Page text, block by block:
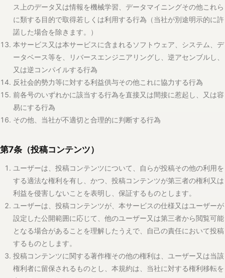
第7条（投稿コンテンツ）
する適法な権利を有し、かつ、投稿コンテンツが第三者の権利又は
利益を侵害しないことを表明し、保証するものとします。
ユーザーは、投稿コンテンツが、本サービスの仕様又はユーザーが
設定した公開範囲に応じて、他のユーザー又は第三者から閲覧可能
となる場合があることを理解したうえで、自己の責任において投稿
するものとします。
投稿コンテンツに関する著作権その他の権利は、ユーザー又は当該
定めるものではありません。
ユーザーは、当社に対し、投稿コンテンツについて、本サービスの
提供、維持、改善、不正利用防止、障害対応、本サービス又は当社
が管理する媒体における本サービスの紹介・広報のために必要な範
囲で、無償、非独占的に、地域の限定なく、複製、公衆送信、表
示、抜粋、検索対象化、保存、翻案その他必要な利用を行う権利を
許諾するものとします。
利用権を再許諾することができます。
ユーザーは、当社又は前項の委託先に対し、第4項の目的達成に必
要な範囲に限り、投稿コンテンツの表示形式の変更、抜粋、サムネ
イル化、レイアウト調整その他やむを得ない改変について、著作者